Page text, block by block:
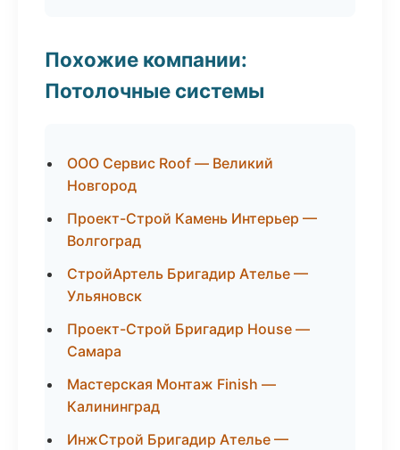
Похожие компании:
Потолочные системы
ООО Сервис Roof — Великий
Новгород
Проект-Строй Камень Интерьер —
Волгоград
СтройАртель Бригадир Ателье —
Ульяновск
Проект-Строй Бригадир House —
Самара
Мастерская Монтаж Finish —
Калининград
ИнжСтрой Бригадир Ателье —